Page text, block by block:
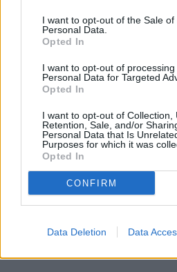
I want to opt-out of the Sale of
Personal Data.
Opted In
I want to opt-out of processing
Personal Data for Targeted
Opted In
I want to opt-out of Collection,
Retention, Sale, and/or
Personal Data that Is
Purposes for which it was
Opted In
CONFIRM
Data Deletion Data
ΔΙΑΒΑΣΤΕ
Είσαι το μεγαλύτερο ή
μικρότερο παιδί; – Πώς
επηρεάζεται η υγεία σου
ανάλογα με τη σειρά
γέννησης